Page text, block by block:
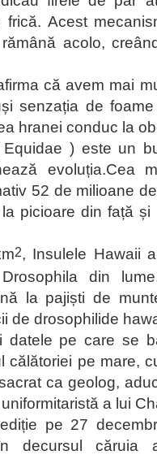
Acest
acolo,
că avem mai
senzația de
hranei conduc la
) este un
evoluția.Cea
52 de milioane
picioare din față și
2, Insulele Hawaii
din
la pajiști de
de drosophilide
datele pe care se
pe mare,
ca geolog,
a lui
pe 27
decursul căruia